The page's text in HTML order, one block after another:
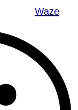
Waze